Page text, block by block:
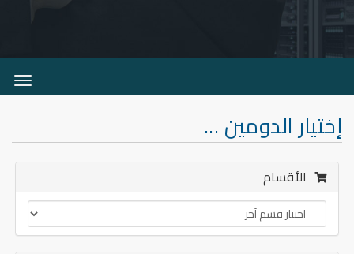
تبديل
إختيار الدومين ...
الأقسام